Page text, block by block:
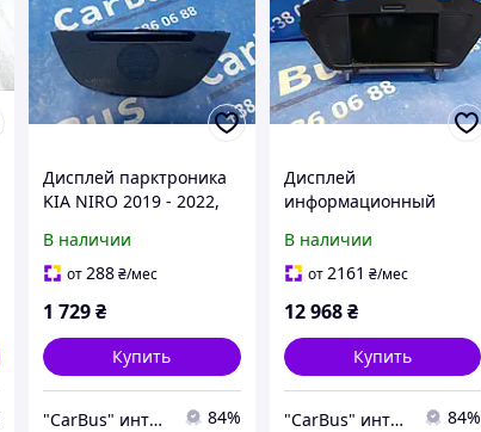
Дисплей парктроника
KIA NIRO 2019 - 2022,
В наличии
от288₴/мес
1 729₴
Купить
"CarBus" интернет-магазин запчастей 84%
Дисплей
информационный
(2012 - 2016), 1895836
В наличии
от2161 ₴/мес
12 968 ₴
Купить
"CarBus" интернет-магазин запчастей 84%